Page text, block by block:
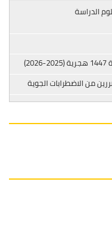
الدراسة
من الاضطرابات الجوية